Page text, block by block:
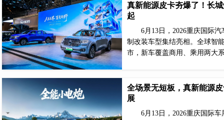
真新能源皮卡夯爆了！长
起
6月13日，2026重庆国际
制改装车型集结亮相。全球智
市，新车覆盖商用、乘用两
全场景无短板，真新能源
展
6月13日，2026重庆国际